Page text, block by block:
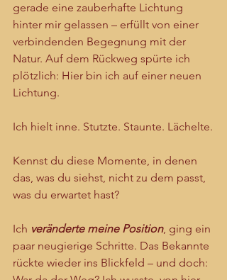
gerade eine zauberhafte Lichtung
hinter mir gelassen – erfüllt von einer
verbindenden Begegnung mit der
Natur. Auf dem Rückweg spürte ich
plötzlich: Hier bin ich auf einer neuen
Lichtung.
Ich hielt inne. Stutzte. Staunte. Lächelte.
Kennst du diese Momente, in denen
das, was du siehst, nicht zu dem passt,
was du erwartet hast?
Ich veränderte meine Position, ging ein
paar neugierige Schritte. Das Bekannte
rückte wieder ins Blickfeld – und doch: